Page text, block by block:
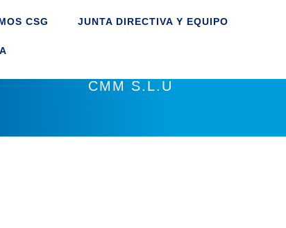
CSG JUNTA DIRECTIVA Y EQUIPO
CMM S.L.U